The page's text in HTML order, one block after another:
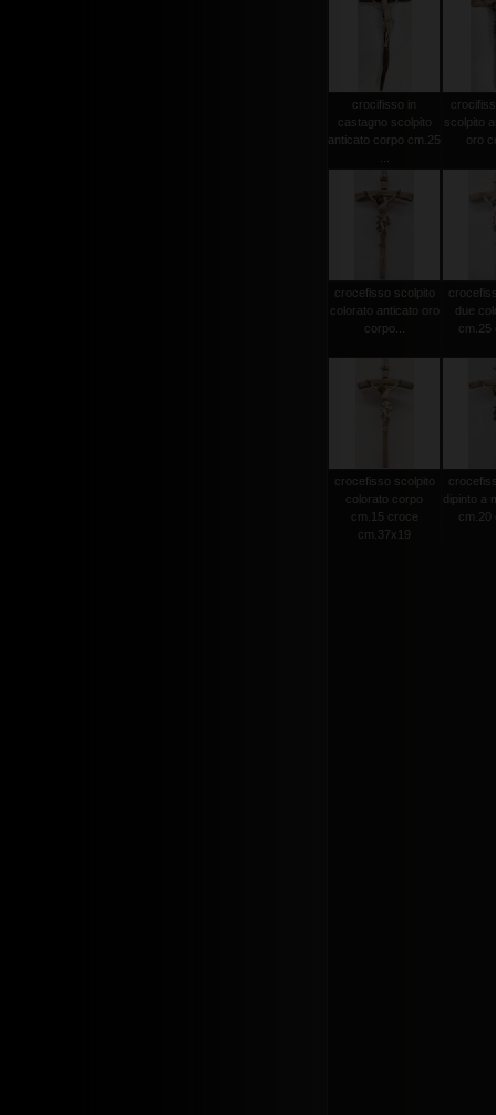
crocifisso in
castagno scolpito
anticato corpo cm.25
scolpito
oro
crocefisso scolpito
colorato anticato oro
corpo...
due
cm.25
crocefisso scolpito
colorato corpo
cm.15 croce
cm.37x19
dipinto a
cm.20